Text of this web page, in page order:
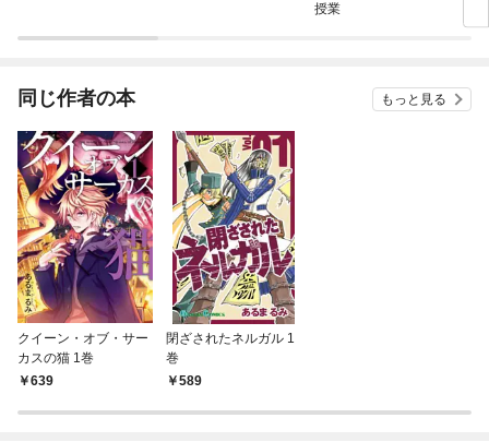
授業
い中
同じ作者の本 もっと見る
クイーン・オブ・サー
カスの猫 1巻
639
閉ざされたネルガル 1
巻
589